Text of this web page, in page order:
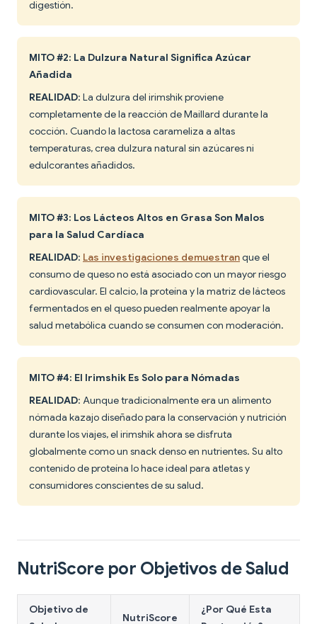
digestión.
MITO #2: La Dulzura Natural Significa Azúcar
Añadida
REALIDAD: La dulzura del irimshik proviene
completamente de la reacción de Maillard durante la
cocción. Cuando la lactosa carameliza a altas
temperaturas, crea dulzura natural sin azúcares ni
edulcorantes añadidos.
MITO #3: Los Lácteos Altos en Grasa Son Malos
para la Salud Cardíaca
REALIDAD: Las investigaciones demuestranque el
consumo de queso no está asociado con un mayor riesgo
cardiovascular. El calcio, la proteína y la matriz de lácteos
fermentados en el queso pueden realmente apoyar la
salud metabólica cuando se consumen con moderación.
MITO #4: El Irimshik Es Solo para Nómadas
REALIDAD: Aunque tradicionalmente era un alimento
nómada kazajo diseñado para la conservación y nutrición
durante los viajes, el irimshik ahora se disfruta
globalmente como un snack denso en nutrientes. Su alto
contenido de proteína lo hace ideal para atletas y
consumidores conscientes de su salud.
NutriScore por Objetivos de Salud
Objetivo de
NutriScore
¿Por Qué Esta